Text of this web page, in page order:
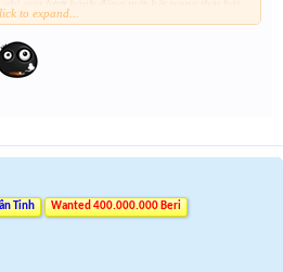
chỉ qua lượt hành động mới hết trạng thái bài
to expand...
Tinh Wanted 400.000.000 Beri